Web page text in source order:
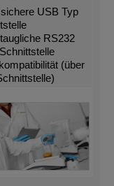
USB Typ
RS232
(über